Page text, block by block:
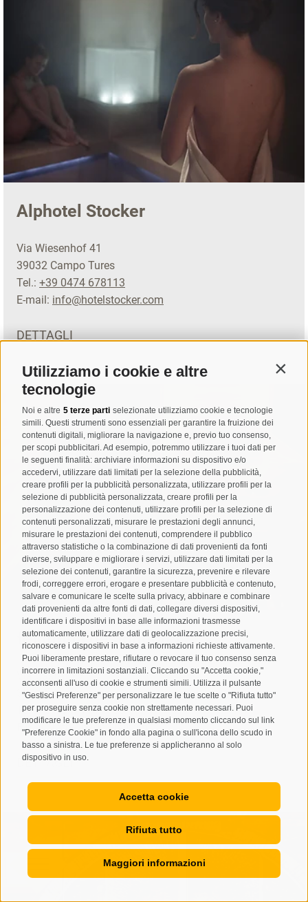
Utilizziamo i cookie e altre
tecnologie
Noi e altre 5 terze parti selezionate utilizziamo cookie e tecnologie
simili. Questi strumenti sono essenziali per garantire la fruizione dei
contenuti digitali, migliorare la navigazione e, previo tuo consenso,
per scopi pubblicitari. Ad esempio, potremmo utilizzare i tuoi dati per
le seguenti finalità: archiviare informazioni su dispositivo e/o
accedervi, utilizzare dati limitati per la selezione della pubblicità,
creare profili per la pubblicità personalizzata, utilizzare profili per la
selezione di pubblicità personalizzata, creare profili per la
personalizzazione dei contenuti, utilizzare profili per la selezione di
contenuti personalizzati, misurare le prestazioni degli annunci,
misurare le prestazioni dei contenuti, comprendere il pubblico
attraverso statistiche o la combinazione di dati provenienti da fonti
diverse, sviluppare e migliorare i servizi, utilizzare dati limitati per la
selezione dei contenuti, garantire la sicurezza, prevenire e rilevare
frodi, correggere errori, erogare e presentare pubblicità e contenuto,
salvare e comunicare le scelte sulla privacy, abbinare e combinare
dati provenienti da altre fonti di dati, collegare diversi dispositivi,
identificare i dispositivi in base alle informazioni trasmesse
automaticamente, utilizzare dati di geolocalizzazione precisi,
riconoscere i dispositivi in base a informazioni richieste attivamente.
Puoi liberamente prestare, rifiutare o revocare il tuo consenso senza
incorrere in limitazioni sostanziali. Cliccando su "Accetta cookie,"
acconsenti all'uso di cookie e strumenti simili. Utilizza il pulsante
"Gestisci Preferenze" per personalizzare le tue scelte o "Rifiuta tutto"
per proseguire senza cookie non strettamente necessari. Puoi
modificare le tue preferenze in qualsiasi momento cliccando sul link
"Preferenze Cookie" in fondo alla pagina o sull'icona dello scudo in
basso a sinistra. Le tue preferenze si applicheranno al solo
dispositivo in uso.
Accetta cookie
Rifiuta tutto
Maggiori informazioni
Alphotel Stocker
Via Wiesenhof 41
39032 Campo Tures
Tel.: +39 0474 678113
E-mail: info@hotelstocker.com
DETTAGLI
feldmilla designhotel
Via Castello 9
39032 Campo Tures
Tel.:+39 0474 677100
E-mail:info@feldmilla.com
DETTAGLI